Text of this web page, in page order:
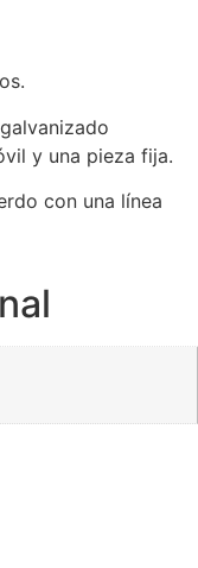
y una pieza fija.
con una línea